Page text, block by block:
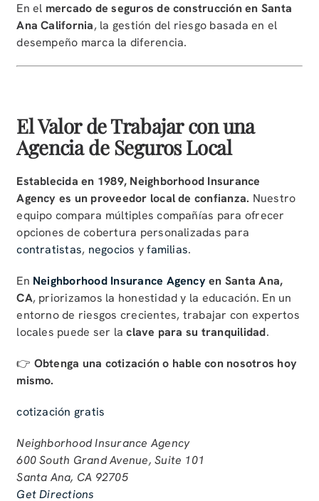
En el mercado de seguros de construcción en Santa
Ana California, la gestión del riesgo basada en el
desempeño marca la diferencia.
El Valor de Trabajar con una
Agencia de Seguros Local
Establecida en 1989, Neighborhood Insurance
Agency es un proveedor local de confianza. Nuestro
equipo compara múltiples compañías para ofrecer
opciones de cobertura personalizadas para
contratistas, negocios yfamilias.
En Neighborhood Insurance Agencyen Santa Ana,
CA, priorizamos la honestidad y la educación. En un
entorno de riesgos crecientes, trabajar con expertos
locales puede ser laclave para su tranquilidad.
👉 Obtenga una cotización o hable con nosotros hoy
mismo.
cotización gratis
Neighborhood Insurance Agency
600 South Grand Avenue, Suite 101
Santa Ana, CA 92705
Get Directions